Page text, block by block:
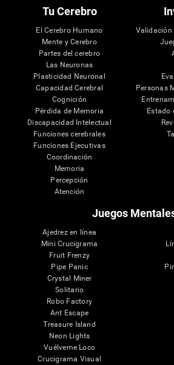
Tu Cerebro
El Cerebro Humano
Mente y Cerebro
Partes del cerebro
Las Neuronas
Plasticidad Neuronal
Capacidad Cerebral
Cognición
Pérdida de Memoria
Discapacidad Intelectual
Funciones cerebrales
Funciones Ejecutivas
Coordinación
Memoria
Percepción
Atención
Validación
Personas
Estado
Juegos
Ajedrez en línea
Mini Crucigrama
Fruit Frenzy
Pipe Panic
Crystal Miner
Solitario
Robo Factory
Ant Escape
Treasure Island
Neon Lights
Vuélveme Loco
Crucigrama Visual